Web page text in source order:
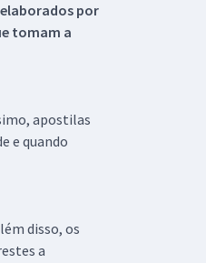
por
tomam a
apostilas
e quando
disso, os
a